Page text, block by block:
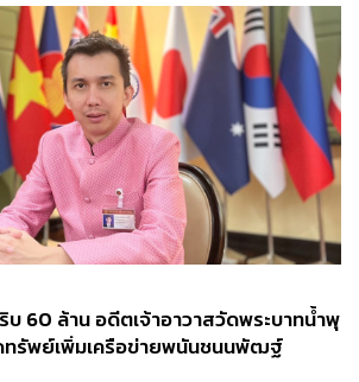
60 ล้าน อดีตเจ้าอาวาสวัดพระบาทน้ำพุ
ทรัพย์เพิ่มเครือข่ายพนันชนนพัฒฐ์